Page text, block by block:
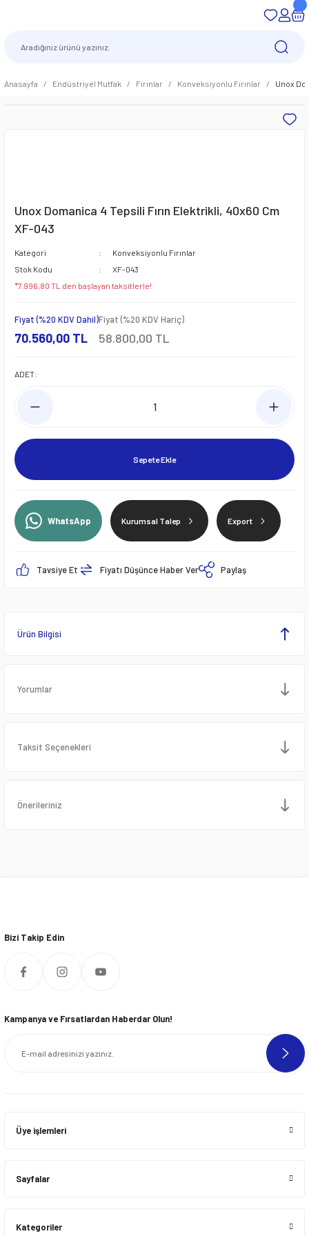
Anasayfa Endüstriyel Mutfak Fırınlar Konveksiyonlu Fırınlar Unox
Unox Domanica 4 Tepsili Fırın Elektrikli, 40x60 Cm
XF-043
Kategori
Konveksiyonlu Fırınlar
Stok Kodu
XF-043
*7.996,80 TL den başlayan taksitlerle!
Fiyat (%20 KDV Dahil)
70.560,00 TL
Fiyat (%20 KDV Hariç)
58.800,00 TL
ADET:
Sepete Ekle
WhatsApp Kurumsal Talep Export
Tavsiye Et Fiyatı Düşünce Haber Ver Paylaş
Ürün Bilgisi
Yorumlar
Taksit Seçenekleri
Önerileriniz
Bizi Takip Edin
Kampanya ve Fırsatlardan Haberdar Olun!
Üye işlemleri
Sayfalar
Kategoriler